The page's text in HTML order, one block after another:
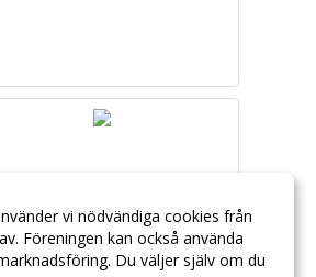
vi nödvändiga cookies från
Föreningen kan också använda
Du väljer själv om du